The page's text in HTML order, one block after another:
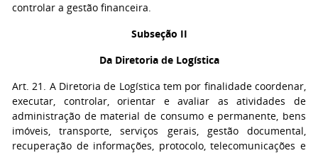
controlar a gestão financeira.
Subseção II
Da Diretoria de Logística
Art. 21. A Diretoria de Logística tem por finalidade coordenar,
executar, controlar, orientar e avaliar as atividades de
administração de material de consumo e permanente, bens
imóveis, transporte, serviços gerais, gestão documental,
recuperação de informações, protocolo, telecomunicações e